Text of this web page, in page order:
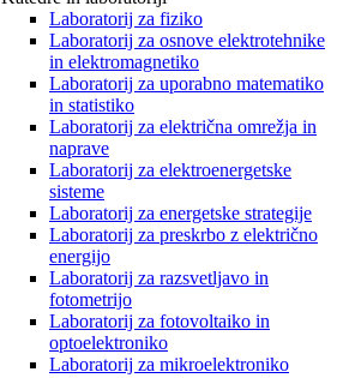
Laboratorij za fiziko
Laboratorij za osnove elektrotehnike
in elektromagnetiko
Laboratorij za uporabno matematiko
in statistiko
Laboratorij za električna omrežja in
naprave
Laboratorij za elektroenergetske
sisteme
Laboratorij za energetske strategije
Laboratorij za preskrbo z električno
energijo
Laboratorij za razsvetljavo in
fotometrijo
Laboratorij za fotovoltaiko in
optoelektroniko
Laboratorij za mikroelektroniko